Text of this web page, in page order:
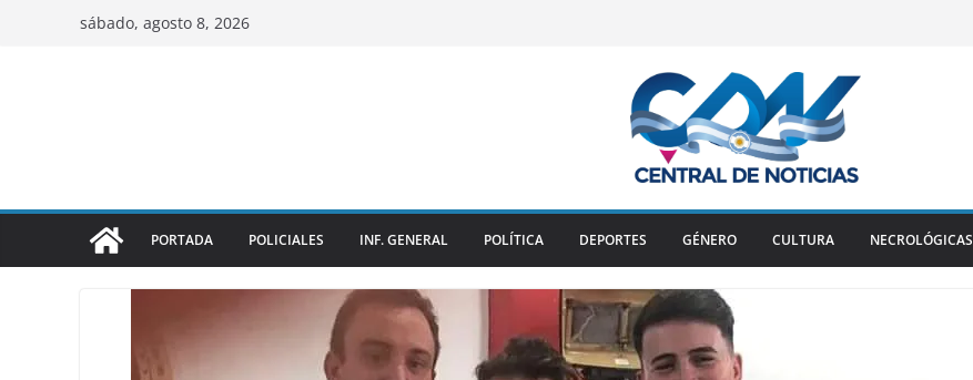
sábado, agosto 8, 2026
PORTADA POLICIALES INF. GENERAL POLÍTICA DEPORTES GÉNERO CULTURA NECROLÓGICAS